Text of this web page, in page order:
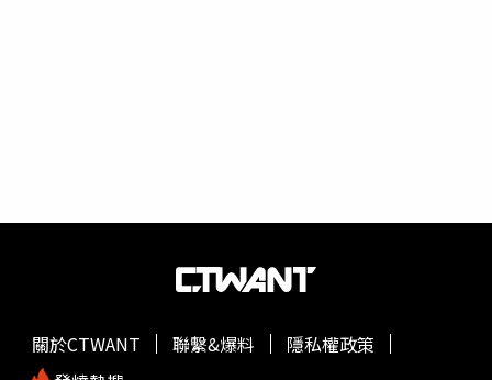
到的。你說用高價買了我的音樂版權，高價是多少？三千首
笑。媒體不問你。法官會問你在那賺錢 要就業證明的。
，你是世上最沒有廉恥的母親。在你沒有是非對錯的教
事。陪著兒子到北京做宣傳，在旅館竟幫兒子叫妓，這是做
已跟我離婚了。18年之後2015年，當我提出要離婚，章家
產的條件他無法同意，所以選擇美國法庭，依據夫妻報稅的
庭，拿出30年前的離婚證明，因此法官判決離婚成立，「我
就這樣，死的不明不白，也沒有錢打官司」。回想自己這一
關於CTWANT 聯繫&爆料
隱私權政策